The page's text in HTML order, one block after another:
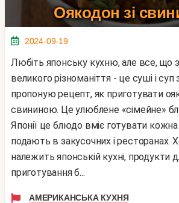
Оякодон зі
2024-09-19
Любіть японську кухню, але все, що знаєте з її
великого різноманіття - це суші і суп
пропоную рецепт, як приготувати
свининою. Це улюблене «сімейне»
Японії це блюдо вміє готувати
подають в закусочних і ресторанах.
належить японській кухні, продукти
приготування б...
АМЕРИКАНСЬКА КУХНЯ